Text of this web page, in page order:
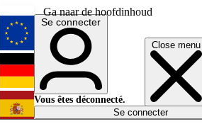
Ga naar de hoofdinhoud
Close menu
English
Deutsch
Español
Se connecter
Vous êtes déconnecté.
Se connecter